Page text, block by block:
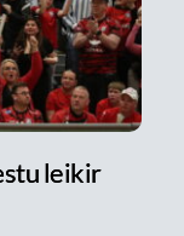
leikir